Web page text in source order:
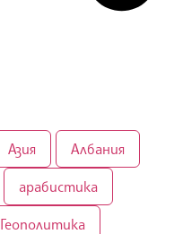
Азия Албания
арабистика
Геополитика